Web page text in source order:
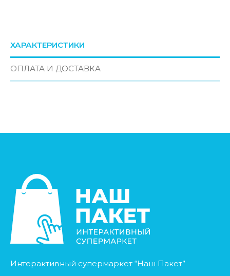
ХАРАКТЕРИСТИКИ
ОПЛАТА И ДОСТАВКА
Интерактивный супермаркет “Наш Пакет”